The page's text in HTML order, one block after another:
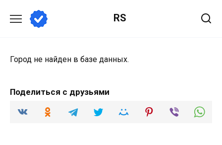
содержанию
RS
Город не найден в базе данных.
Поделиться с друзьями